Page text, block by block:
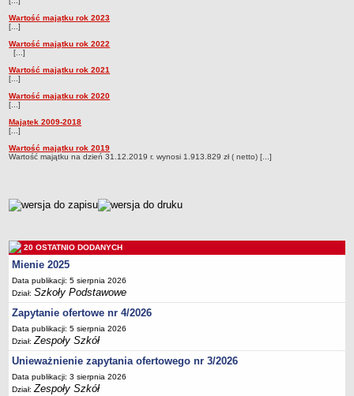
Przekształcone szkoły i placówki
Wielofunkcyjna Placówka
SPECJALNE OŚRODKI SZKOLNO-WYCHOWAWCZE
Specjalny Ośrodek nr 1
Specjalny Ośrodek nr 5
Statut
Ogłoszenie
Kontrole
Sprawozdania
Deklaracja dostępności
PORADNIE PSYCHOLOGICZNO-PEDAGOGICZNE
Zespół Poradni
BIURO FINANSÓW OŚWIATY
Dane podstawowe
Wartość majątku rok 2023
[...]
Wartość majątku rok 2022
[...]
Wartość majątku rok 2021
[...]
Wartość majątku rok 2020
[...]
Majątek 2009-2018
[...]
Wartość majątku rok 2019
Wartość majątku na dzień 31.12.2019 r. wynosi 1.913.829 zł ( netto) [...]
metryczka
20 OSTATNIO DODANYCH
Mienie 2025
Data publikacji: 5 sierpnia 2026
Dział:Szkoły Podstawowe
Zapytanie ofertowe nr 4/2026
Data publikacji: 5 sierpnia 2026
Dział:Zespoły Szkół
Unieważnienie zapytania ofertowego nr 3/2026
Data publikacji: 3 sierpnia 2026
Dział:Zespoły Szkół